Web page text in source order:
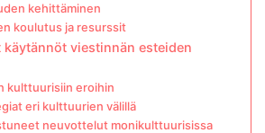
kehittäminen
koulutus ja resurssit
käytännöt viestinnän esteiden
kulttuurisiin eroihin
eri kulttuurien välillä
neuvottelut monikulttuurisissa